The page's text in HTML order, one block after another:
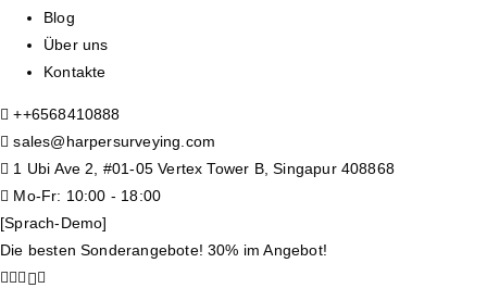
Blog
Über uns
Kontakte
++6568410888
sales@harpersurveying.com
1 Ubi Ave 2, #01-05 Vertex Tower B, Singapur 408868
Mo-Fr: 10:00 - 18:00
[Sprach-Demo]
Die besten Sonderangebote! 30% im Angebot!